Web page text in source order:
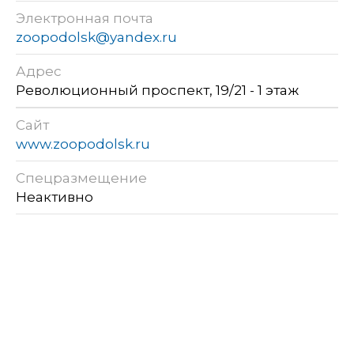
Электронная почта
zoopodolsk@yandex.ru
Адрес
Революционный проспект, 19/21 - 1 этаж
Сайт
www.zoopodolsk.ru
Спецразмещение
Неактивно